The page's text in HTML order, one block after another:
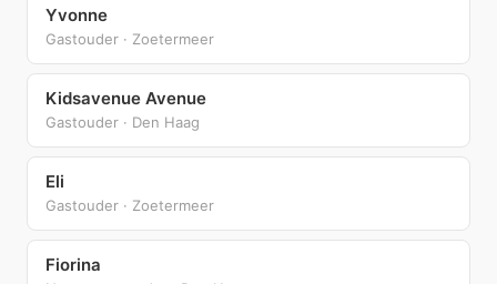
Yvonne
Gastouder · Zoetermeer
Kidsavenue Avenue
Gastouder · Den Haag
Eli
Gastouder · Zoetermeer
Fiorina